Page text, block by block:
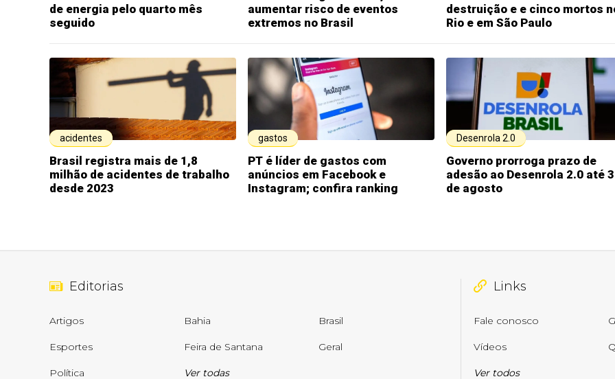
de energia pelo quarto mês
seguido
aumentar risco de eventos
extremos no Brasil
destruição e e cinco mortos
Rio e em São Paulo
acidentes
Brasil registra mais de 1,8
milhão de acidentes de trabalho
desde 2023
gastos
PT é líder de gastos com
anúncios em Facebook e
Instagram; confira ranking
Desenrola 2.0
Governo prorroga prazo de
adesão ao Desenrola 2.0 até
de agosto
Editorias
Artigos Bahia Brasil
Esportes Feira de Santana Geral
Política Ver todas
Links
Fale conosco
Vídeos
Ver todos